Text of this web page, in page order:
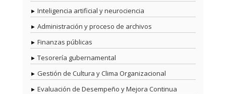
Inteligencia artificial y neurociencia
Administración y proceso de archivos
Finanzas públicas
Tesorería gubernamental
Gestión de Cultura y Clima Organizacional
Evaluación de Desempeño y Mejora Continua